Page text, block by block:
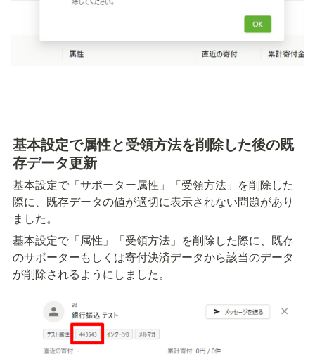
基本設定で属性と受領方法を削除した後の既
存データ更新
基本設定で「サポーター属性」「受領方法」を削除した
際に、既存データの値が適切に表示されない問題があり
ました。
基本設定で「属性」「受領方法」を削除した際に、既存
のサポーターもしくは寄付決済データから該当のデータ
が削除されるようにしました。